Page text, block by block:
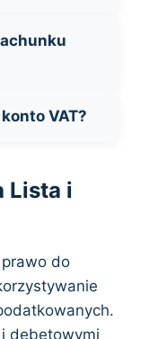
VAT?
Lista i
prawo do
debetowymi